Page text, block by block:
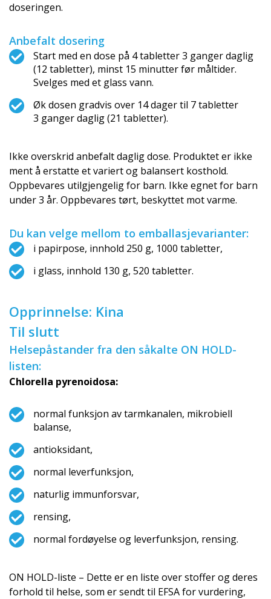
doseringen.
Anbefalt dosering
Start med en dose på 4 tabletter 3 ganger daglig
(12 tabletter), minst 15 minutter før måltider.
Svelges med et glass vann.
Øk dosen gradvis over 14 dager til 7 tabletter
3 ganger daglig (21 tabletter).
Ikke overskrid anbefalt daglig dose. Produktet er ikke
ment å erstatte et variert og balansert kosthold.
Oppbevares utilgjengelig for barn. Ikke egnet for barn
under 3 år. Oppbevares tørt, beskyttet mot varme.
Du kan velge mellom to emballasjevari­anter:
i papirpose, innhold 250 g, 1000 tabletter,
i glass, innhold 130 g, 520 tabletter.
Opprinnelse: Kina
Til slutt
Helsepåstander fra den såkalte ON HOLD-
listen:
Chlorella pyrenoidosa:
normal funksjon av tarmkanalen, mikrobiell
balanse,
antioksidant,
normal leverfunksjon,
naturlig immunforsvar,
rensing,
normal fordøyelse og leverfunksjon, rensing.
ON HOLD-liste – Dette er en liste over stoffer og deres
forhold til helse, som er sendt til EFSA for vurdering,